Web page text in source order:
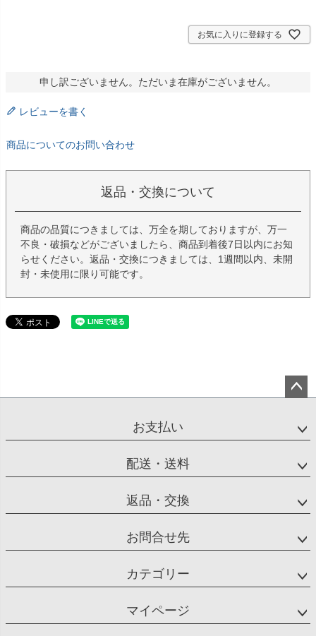
お気に入りに登録する
申し訳ございません。ただいま在庫がございません。
レビューを書く
商品についてのお問い合わせ
返品・交換について
商品の品質につきましては、万全を期しておりますが、万一
不良・破損などがございましたら、商品到着後7日以内にお知
らせください。返品・交換につきましては、1週間以内、未開
封・未使用に限り可能です。
ップ
お支払い
配送・送料
返品・交換
お問合せ先
カテゴリー
マイページ